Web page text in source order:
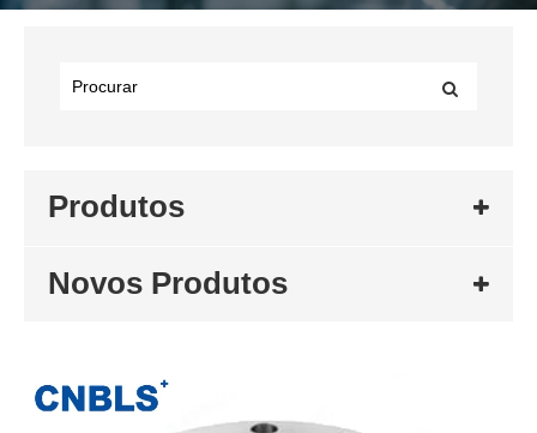
Produtos
Novos Produtos